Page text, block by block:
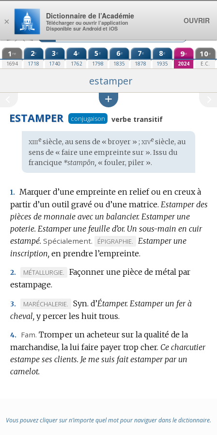
Aller au contenu
1 re
1694
2e
1718
3e
1740
4e
1762
5e
1798
6e
1835
7e
1878
8e
1935
9e
2024
10e
E.C.
estamper
ESTAMPER conjugaison verbe transitif
Étymologie
:
xiiiesiècle, au sens de « broyer » ; xivesiècle, au
sens de « faire une empreinte sur ». Issu du
francique *stampôn, « fouler, piler ».
1.
Marquer d’une empreinte en relief ou en creux à
partir d’un outil gravé ou d’une matrice. Estamper des
pièces de monnaie avec un balancier. Estamper une
poterie. Estamper une feuille d’or. Un sous-main en cuir
estampé. Spécialement.
MARQUE
DE
:
ÉPIGRAPHIE.
Estamper une
inscription, en prendre l’empreinte.
2.
MARQUE
DE
:
MÉTALLURGIE.
Façonner une pièce de métal par
estampage.
3.
MARQUE
DE
MARÉCHALERIE. Syn. d’Étamper. Estamper un fer à
cheval, y percer les huit trous.
4. Fam. Tromper un acheteur sur la qualité de la
marchandise, la lui faire payer trop cher. Ce charcutier
estampe ses clients. Je me suis fait estamper par un
camelot.
Vous pouvez cliquer sur n’importe quel mot pour naviguer dans le dictionnaire.
×
Dictionnaire de l’Académie
Télécharger ou ouvrir l’application
Disponible sur Android et iOS
OUVRIR